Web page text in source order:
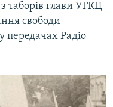
таборів глави УГКЦ
свободи
передачах Радіо